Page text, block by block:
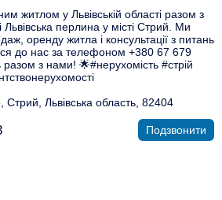
житлом у Львівській області разом з
Львівська перлина у місті Стрий. Ми
оренду житла і консультації з питань
до нас за телефоном +380 67 679
разом з нами! 🌟#нерухомість #стрій
Стрий, Львівська область, 82404
Подзвонити